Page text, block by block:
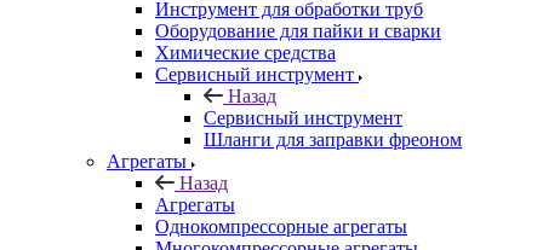
Инструмент для обработки труб
Оборудование для пайки и сварки
Химические средства
Сервисный инструмент
Назад
Сервисный инструмент
Шланги для заправки фреоном
Агрегаты
Назад
Агрегаты
Однокомпрессорные агрегаты